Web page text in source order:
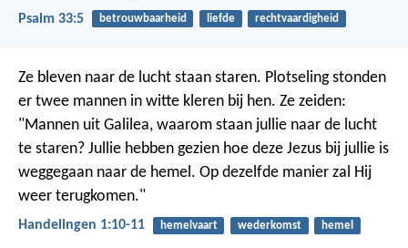
Psalm 33:5 betrouwbaarheid liefde rechtvaardigheid
Ze bleven naar de lucht staan staren. Plotseling stonden
er twee mannen in witte kleren bij hen. Ze zeiden:
"Mannen uit Galilea, waarom staan jullie naar de lucht
te staren? Jullie hebben gezien hoe deze Jezus bij jullie is
weggegaan naar de hemel. Op dezelfde manier zal Hij
weer terugkomen."
Handelingen 1:10-11 hemelvaart wederkomst hemel